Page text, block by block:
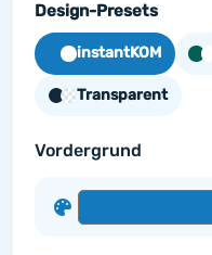
Design-Presets
instantKOM
Transparent
Vordergrund